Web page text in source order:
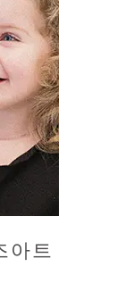
아트